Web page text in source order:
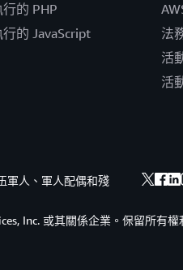
的 PHP
的 JavaScript
法
活
活
軍人、軍人配偶和殘
Inc. 或其關係企業。保留所有權